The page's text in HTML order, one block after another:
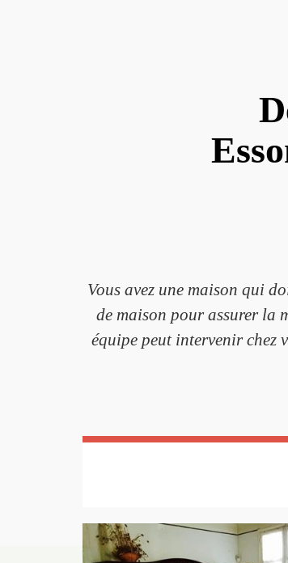
Vous avez une maison qui
de maison pour assurer la
équipe peut intervenir chez